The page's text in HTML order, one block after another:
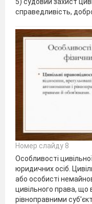
5) судовий захист
справедливість,
Номер слайду 8
Особливості
юридичних осіб.
або особисті
цивільного права, що
рівноправними